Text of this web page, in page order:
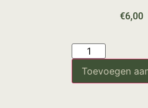
€6,00
Toevoegen